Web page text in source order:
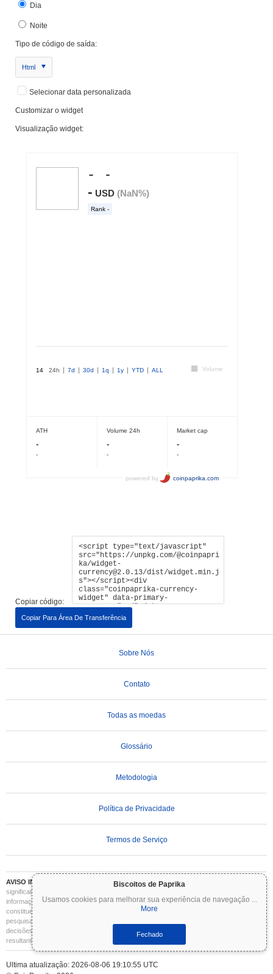
Biscoitos de Paprika
Usamos cookies para melhorar sua experiência de navegação ...
More
Fechado
Dia
Noite
Tipo de código de saída:
Html
Selecionar data personalizada
Customizar o widget
Visualização widget:
Copiar código:
Copiar Para Área De Transferência
Sobre Nós
Contato
Todas as moedas
Glossário
Metodologia
Política de Privacidade
Termos de Serviço
AVISO IMPORTANTE:
As criptomoedas são altamente voláteis e envolvem riscos
significativos. Você pode perder parte ou todo o seu investimento. Todas as
informações no Coinpaprika são fornecidas apenas para fins informativos e não
constituem aconselhamento financeiro ou de investimento. Sempre faça sua própria
pesquisa (DYOR) e consulte um consultor financeiro qualificado antes de tomar
decisões de investimento. O Coinpaprika não se responsabiliza por quaisquer perdas
resultantes do uso dessas informações.
Ultima atualização: 2026-08-06 19:10:55 UTC